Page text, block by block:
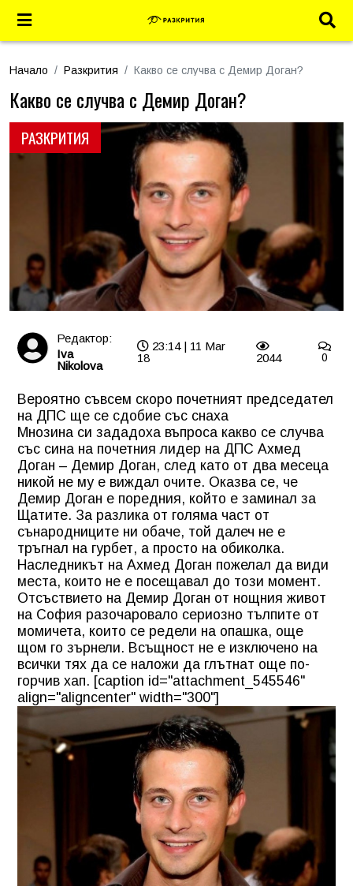
Начало Разкрития Какво се случва с Демир Доган?
РАЗКРИТИЯ
Какво се случва с Демир Доган?
Редактор:
Iva
Nikolova
23:14 | 11 Mar
18
2044 0
Вероятно съвсем скоро почетният председател
на ДПС ще се сдобие със снаха
Мнозина си зададоха въпроса какво се случва
със сина на почетния лидер на ДПС Ахмед
Доган – Демир Доган, след като от два месеца
никой не му е виждал очите. Оказва се, че
Демир Доган е поредния, който е заминал за
Щатите. За разлика от голяма част от
сънародниците ни обаче, той далеч не е
тръгнал на гурбет, а просто на обиколка.
Наследникът на Ахмед Доган пожелал да види
места, които не е посещавал до този момент.
Отсъствието на Демир Доган от нощния живот
на София разочаровало сериозно тълпите от
момичета, които се редели на опашка, още
щом го зърнели. Всъщност не е изключено на
всички тях да се наложи да глътнат още по-
горчив хап. [caption id="attachment_545546"
align="aligncenter" width="300"]